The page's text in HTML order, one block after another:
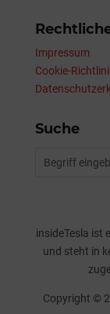
Impressum
Cookie-
Suche
insideTesla ist
und steht in
Copyright ©